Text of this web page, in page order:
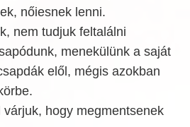
nőiesnek lenni.
nem tudjuk feltalálni
menekülünk a saját
elől, mégis azokban
hogy megmentsenek